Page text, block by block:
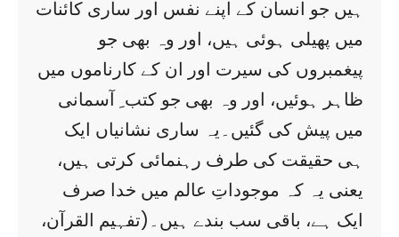
ہیں جو انسان کے اپنے نفس اور ساری کائنات
میں پھیلی ہوئی ہیں، اور وہ بھی جو
پیغمبروں کی سیرت اور ان کے کارناموں میں
ظاہر ہوئیں، اور وہ بھی جو کتب ِ آسمانی
میں پیش کی گئیں۔یہ ساری نشانیاں ایک
ہی حقیقت کی طرف رہنمائی کرتی ہیں،
یعنی یہ کہ موجوداتِ عالم میں خدا صرف
ایک ہے، باقی سب بندے ہیں۔(تفہیم القرآن،